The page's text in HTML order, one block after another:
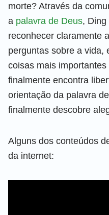
morte? Através da
a palavra de Deus, Ding
reconhecer claramente
perguntas sobre a vida,
coisas mais
finalmente encontra
orientação da palavra
finalmente descobre
Alguns dos conteúdos
da internet: